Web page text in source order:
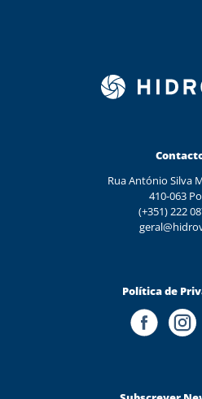
Rua António Silva
410-063
(+351) 222
Política de